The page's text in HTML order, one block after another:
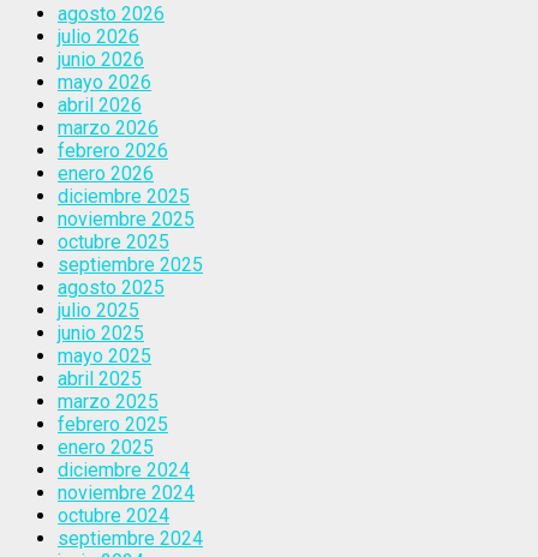
agosto 2026
julio 2026
junio 2026
mayo 2026
abril 2026
marzo 2026
febrero 2026
enero 2026
diciembre 2025
noviembre 2025
octubre 2025
septiembre 2025
agosto 2025
julio 2025
junio 2025
mayo 2025
abril 2025
marzo 2025
febrero 2025
enero 2025
diciembre 2024
noviembre 2024
octubre 2024
septiembre 2024